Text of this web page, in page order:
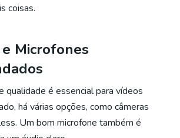
coisas.
Microfones
qualidade é essencial para vídeos
há várias opções, como câmeras
Um bom microfone também é